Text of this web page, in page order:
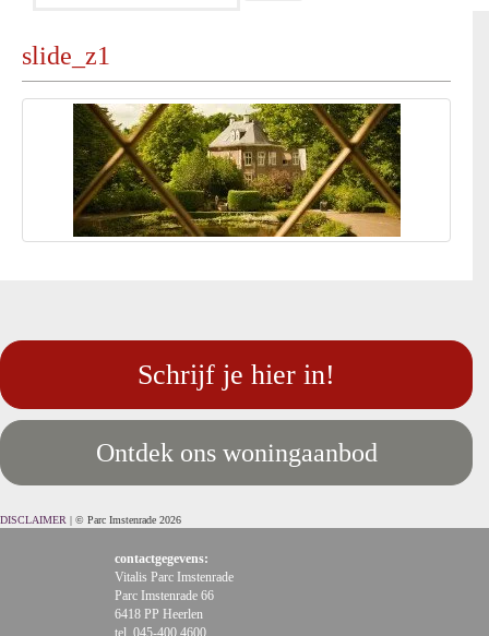
slide_z1
Schrijf je hier in!
Ontdek ons woningaanbod
DISCLAIMER | © Parc Imstenrade 2026
contactgegevens:
Vitalis Parc Imstenrade
Parc Imstenrade 66
6418 PP Heerlen